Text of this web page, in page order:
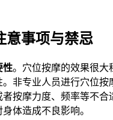
意事项与禁忌
性。穴位按摩的效果很大
。非专业人员进行穴位按
者按摩力度、频率等不合
体造成不良影响。